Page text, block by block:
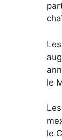
le
le